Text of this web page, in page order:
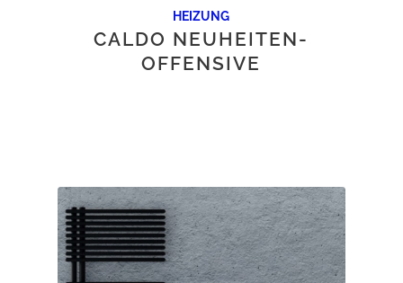
HEIZUNG
CALDO NEUHEITEN-
OFFENSIVE